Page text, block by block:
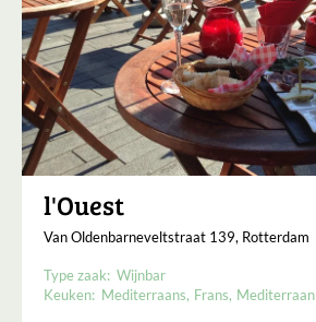
l'Ouest
Van Oldenbarneveltstraat 139, Rotterdam
Type zaak: Wijnbar
Keuken: Mediterraans Frans Mediterraan